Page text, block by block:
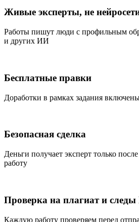
Живые эксперты, не
Работы пишут люди с профильным
и других ИИ
Бесплатные правки
Доработки в рамках задания
Безопасная сделка
Деньги получает эксперт только
работу
Проверка на плагиат и
Каждую работу проверяем перед